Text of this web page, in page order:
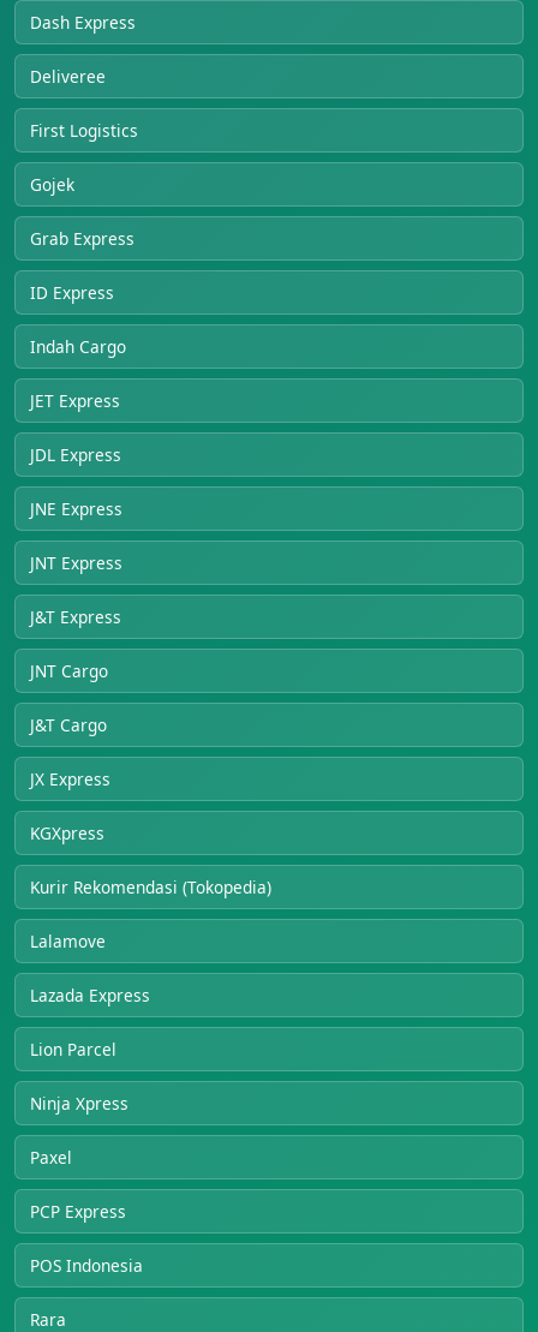
Dash Express
Deliveree
First Logistics
Gojek
Grab Express
ID Express
Indah Cargo
JET Express
JDL Express
JNE Express
JNT Express
J&T Express
JNT Cargo
J&T Cargo
JX Express
KGXpress
Kurir Rekomendasi (Tokopedia)
Lalamove
Lazada Express
Lion Parcel
Ninja Xpress
Paxel
PCP Express
POS Indonesia
Rara